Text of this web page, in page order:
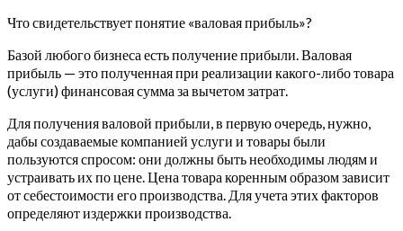
Что свидетельствует понятие «валовая прибыль»?
Базой любого бизнеса есть получение прибыли. Валовая
прибыль — это полученная при реализации какого-либо товара
(услуги) финансовая сумма за вычетом затрат.
Для получения валовой прибыли, в первую очередь, нужно,
дабы создаваемые компанией услуги и товары были
пользуются спросом: они должны быть необходимы людям и
устраивать их по цене. Цена товара коренным образом зависит
от себестоимости его производства. Для учета этих факторов
определяют издержки производства.